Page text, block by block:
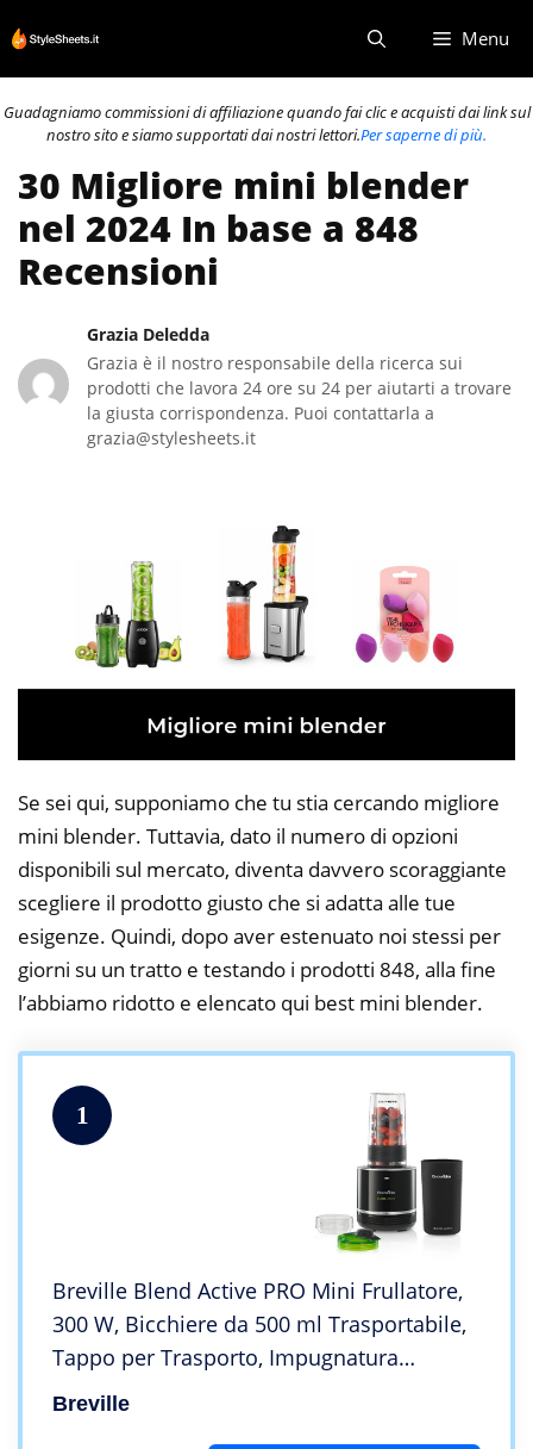
al
contenuto
Menu
Guadagniamo commissioni di affiliazione quando fai clic e acquisti dai link sul
nostro sito e siamo supportati dai nostri lettori.Per saperne di più.
30 Migliore mini blender
nel 2024 In base a 848
Recensioni
Grazia Deledda
Grazia è il nostro responsabile della ricerca sui
prodotti che lavora 24 ore su 24 per aiutarti a trovare
la giusta corrispondenza. Puoi contattarla a
grazia@stylesheets.it
Se sei qui, supponiamo che tu stia cercando migliore
mini blender. Tuttavia, dato il numero di opzioni
disponibili sul mercato, diventa davvero scoraggiante
scegliere il prodotto giusto che si adatta alle tue
esigenze. Quindi, dopo aver estenuato noi stessi per
giorni su un tratto e testando i prodotti 848, alla fine
l’abbiamo ridotto e elencato qui best mini blender.
1
Breville Blend Active PRO Mini Frullatore,
300 W, Bicchiere da 500 ml Trasportabile,
Tappo per Trasporto, Impugnatura
Ergonomica, Coperchio Proteggi Lame,
Breville